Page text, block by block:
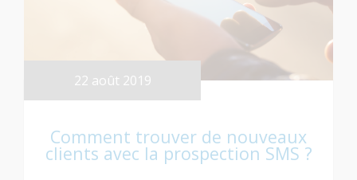
22 août 2019
Comment trouver de nouveaux
clients avec la prospection SMS ?